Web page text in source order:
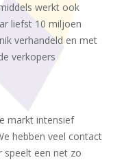
werkt ook
liefst 10 miljoen
verhandeld en met
verkopers
markt intensief
hebben veel contact
een net zo